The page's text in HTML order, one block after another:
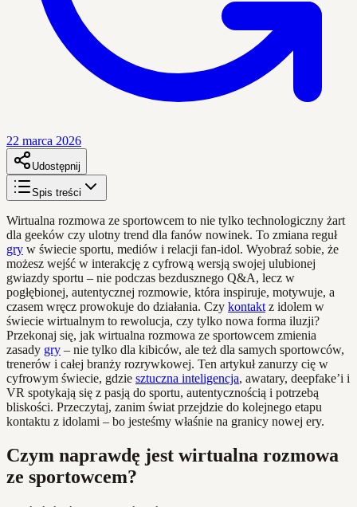
22 marca 2026
Udostępnij
Spis treści
Wirtualna rozmowa ze sportowcem to nie tylko technologiczny żart
dla geeków czy ulotny trend dla fanów nowinek. To zmiana reguł
gry w świecie sportu, mediów i relacji fan-idol. Wyobraź sobie, że
możesz wejść w interakcję z cyfrową wersją swojej ulubionej
gwiazdy sportu – nie podczas bezdusznego Q&A, lecz w
pogłębionej, autentycznej rozmowie, która inspiruje, motywuje, a
czasem wręcz prowokuje do działania. Czy kontakt z idolem w
świecie wirtualnym to rewolucja, czy tylko nowa forma iluzji?
Przekonaj się, jak wirtualna rozmowa ze sportowcem zmienia
zasady gry – nie tylko dla kibiców, ale też dla samych sportowców,
trenerów i całej branży rozrywkowej. Ten artykuł zanurzy cię w
cyfrowym świecie, gdzie sztuczna inteligencja, awatary, deepfake’i i
VR spotykają się z pasją do sportu, autentycznością i potrzebą
bliskości. Przeczytaj, zanim świat przejdzie do kolejnego etapu
kontaktu z idolami – bo jesteśmy właśnie na granicy nowej ery.
Czym naprawdę jest wirtualna rozmowa
ze sportowcem?